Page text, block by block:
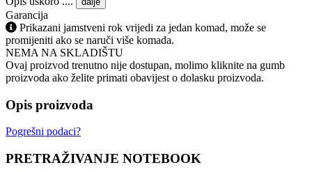
Garancija
Prikazani jamstveni rok vrijedi za jedan komad, može se
promijeniti ako se naruči više komada.
NEMA NA SKLADIŠTU
Ovaj proizvod trenutno nije dostupan, molimo kliknite na gumb
proizvoda ako želite primati obavijest o dolasku proizvoda.
Opis proizvoda
Pogrešni podaci?
PRETRAŽIVANJE NOTEBOOK